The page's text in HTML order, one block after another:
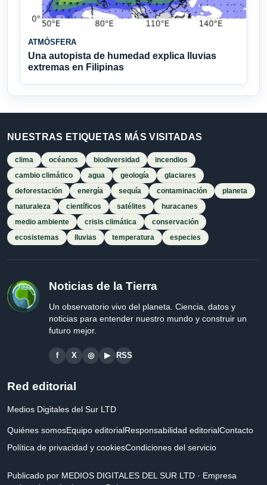
ATMÓSFERA
Una autopista de humedad explica lluvias
extremas en Filipinas
NUESTRAS ETIQUETAS MÁS VISITADAS
clima océanos biodiversidad
incendios
cambio climático
agua geología
glaciares
deforestación
energía sequía contaminación
planeta
naturaleza
científicos satélites
huracanes
medio ambiente
crisis climática
conservación
ecosistemas
lluvias temperatura especies
Noticias de la Tierra
Un observatorio vivo del planeta. Ciencia, datos y
noticias para entender nuestro mundo y construir un
futuro mejor.
f X ◎ ▶ RSS
Red editorial
Medios Digitales del Sur LTD
Quiénes somosEquipo editorialResponsabilidad editorialContacto
Política de privacidad y cookiesCondiciones del servicio
Publicado por MEDIOS DIGITALES DEL SUR LTD · Empresa